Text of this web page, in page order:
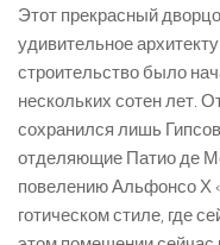
Этот прекрасный
удивительное
строительство было
нескольких сотен лет.
сохранился лишь
отделяющие Патио де
повелению Альфонсо Х
готическом стиле, где